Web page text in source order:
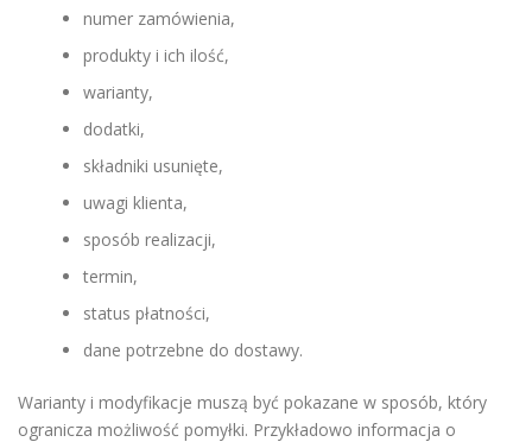
numer zamówienia,
produkty i ich ilość,
warianty,
dodatki,
składniki usunięte,
uwagi klienta,
sposób realizacji,
termin,
status płatności,
dane potrzebne do dostawy.
Warianty i modyfikacje muszą być pokazane w sposób, który
ogranicza możliwość pomyłki. Przykładowo informacja o